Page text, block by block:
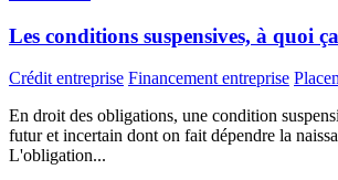
Les conditions suspensives, à quoi
Crédit entreprise Financement entreprise
En droit des obligations, une condition
futur et incertain dont on fait dépendre la
L'obligation...